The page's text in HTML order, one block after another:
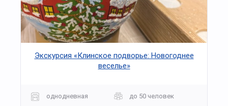
Экскурсия «Клинское подворье: Новогоднее
веселье»
однодневная
до 50 человек